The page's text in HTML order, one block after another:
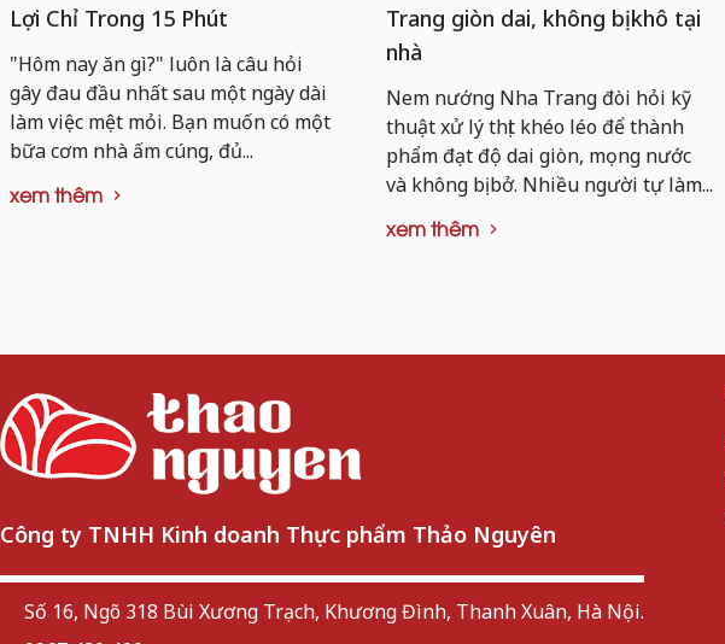
Lợi Chỉ Trong 15 Phút
"Hôm nay ăn gì?" luôn là câu hỏi
gây đau đầu nhất sau một ngày dài
làm việc mệt mỏi. Bạn muốn có một
bữa cơm nhà ấm cúng, đủ...
xem thêm
Trang giòn dai, không bị khô tại
nhà
Nem nướng Nha Trang đòi hỏi kỹ
thuật xử lý thịt khéo léo để thành
phẩm đạt độ dai giòn, mọng nước
và không bị bở. Nhiều người tự làm...
xem thêm
Công ty TNHH Kinh doanh Thực phẩm Thảo Nguyên
Số 16, Ngõ 318 Bùi Xương Trạch, Khương Đình, Thanh Xuân, Hà Nội.